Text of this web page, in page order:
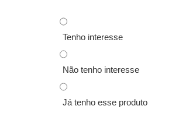
Tenho interesse
Não tenho interesse
Já tenho esse produto